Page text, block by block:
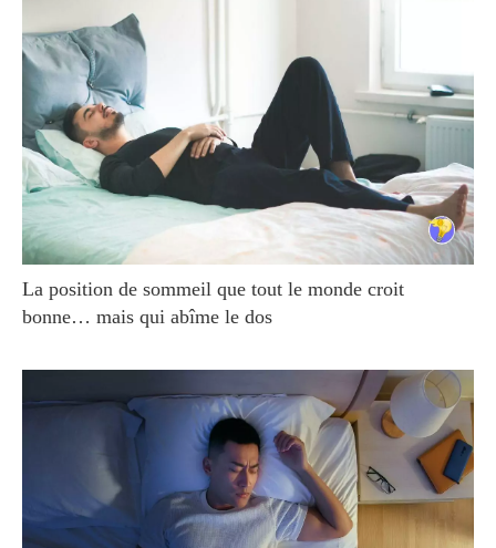
La position de sommeil que tout le monde croit
bonne… mais qui abîme le dos